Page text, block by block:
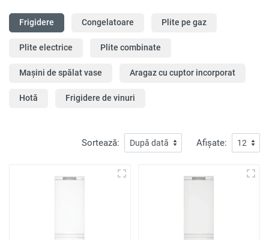
Frigidere Congelatoare Plite pe gaz
Plite electrice Plite combinate
Mașini de spălat vase Aragaz cu cuptor incorporat
Hotă Frigidere de vinuri
Sortează: Afișate: